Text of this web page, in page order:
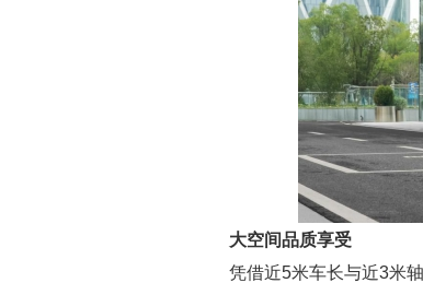
大空间品质享受
凭借近5米车长与近3米